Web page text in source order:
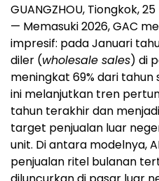
GUANGZHOU, Tiongkok,25
— Memasuki 2026, GAC
impresif: pada Januari
diler (wholesale sales) di
meningkat 69% dari
ini melanjutkan tren
tahun terakhir dan
target penjualan luar
unit. Di antara modelnya,
penjualan ritel bulanan